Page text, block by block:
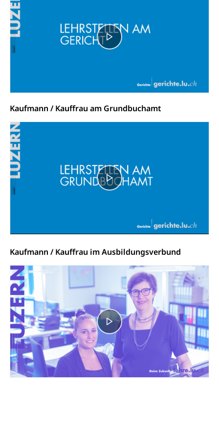
Kaufmann / Kauffrau am Grundbuchamt
Kaufmann / Kauffrau im Ausbildungsverbund
Schiffsverkehr, Binnenschifffahrt, Seeschifffahrt,
Flussschifffahrt
Schifffahrt (Strassenverkehrsamt)
Strasse
zentras (Betrieb und Unterhalt LU, OW, NW,
ZG)
Kantonsstrassen
Persönliches
Zivilstand
Geburt, Heirat, Ehe, Partnerschaft, Tod,
Zivilstandsamt, Zivilstandsregiste
Adoptionsverfahren, elterliche Gewalt, elterliche
Sorge
Adoption
Aufenthaltsbewilligungen
Niederlassungsbewilligung, Aufenthalt,
Niederlassung, Wohnsitz
Amt für Migration
Ausweise und Bescheinigungen
Reisepass, Identitätskarte, Visum, Geburtsurkunde
Jagdausweis, Fischereiausweis
Strafregisterauszug bestellen
Waffen, Sprengstoffe und Pyrotechnik
Einbürgerung
Nationalität, Staatsangehörigkeit,
Staatsbürgerschaft, Bürgerrecht, Erwerb des
Bürgerrechts, Verlust des Bürgerrechts,